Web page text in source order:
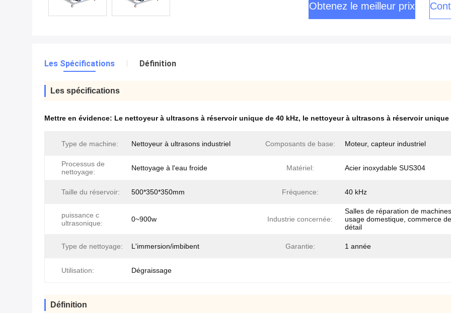
Obtenez le meilleur prix
Les Spécifications Définition
Les spécifications
Mettre en évidence: Le nettoyeur à ultrasons à réservoir unique de 40 kHz, le nettoyeur à ultrasons à réservoir unique
Type de machine: Nettoyeur à ultrasons industriel Composants de base: Moteur, capteur industriel
Processus de
nettoyage:
Nettoyage à l'eau froide Matériel: Acier inoxydable SUS304
Taille du réservoir: 500*350*350mm Fréquence: 40 kHz
puissance c
ultrasonique:
0~900w Industrie concernée:
Salles de réparation de machines,
usage domestique, commerce de
détail
Type de nettoyage: L'immersion/imbibent Garantie: 1 année
Utilisation: Dégraissage
Définition